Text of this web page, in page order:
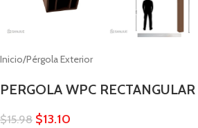
Inicio/Pérgola Exterior
PERGOLA WPC
$15.98 $13.10